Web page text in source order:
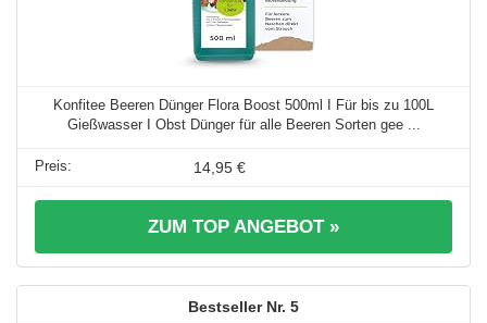
Konfitee Beeren Dünger Flora Boost 500ml I Für bis zu 100L
Gießwasser I Obst Dünger für alle Beeren Sorten gee ...
14,95 €
ZUM TOP ANGEBOT »
5